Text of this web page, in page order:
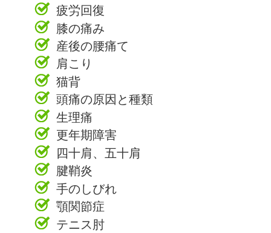
疲労回復
膝の痛み
産後の腰痛て
肩こり
猫背
頭痛の原因と種類
生理痛
更年期障害
四十肩、五十肩
腱鞘炎
手のしびれ
顎関節症
テニス肘